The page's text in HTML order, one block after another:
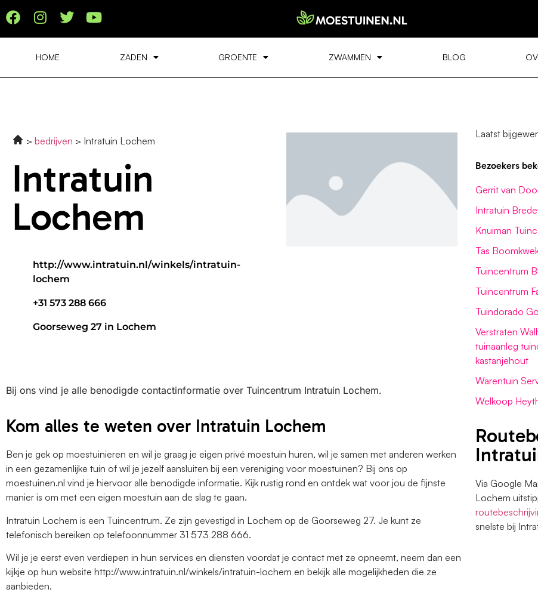
HOME ZADEN GROENTE ZWAMMEN BLOG
bedrijven Intratuin Lochem
Intratuin
Lochem
http://www.intratuin.nl/winkels/intratuin-
lochem
+31 573 288 666
Goorseweg 27 in Lochem
Bij ons vind je alle benodigde contactinformatie over Tuincentrum Intratuin Lochem.
Kom alles te weten over Intratuin Lochem
Ben je gek op moestuinieren en wil je graag je eigen privé moestuin huren, wil je samen met anderen werken
in een gezamenlijke tuin of wil je jezelf aansluiten bij een vereniging voor moestuinen? Bij ons op
moestuinen.nl vind je hiervoor alle benodigde informatie. Kijk rustig rond en ontdek wat voor jou de fijnste
manier is om met een eigen moestuin aan de slag te gaan.
Intratuin Lochem is een Tuincentrum. Ze zijn gevestigd in Lochem op de Goorseweg 27. Je kunt ze
telefonisch bereiken op telefoonnummer 31 573 288 666.
Wil je je eerst even verdiepen in hun services en diensten voordat je contact met ze opneemt, neem dan een
kijkje op hun website http://www.intratuin.nl/winkels/intratuin-lochem en bekijk alle mogelijkheden die ze
aanbieden.
Laatst
Bezoekers
Gerrit van
Intratuin
Knuiman
Tas
Tuincentrum
Tuincentrum
Tuindorado
Verstraten
tuinaanleg
kastanjehout
Warentuin
Welkoop
Via Google
Lochem
snelste bij